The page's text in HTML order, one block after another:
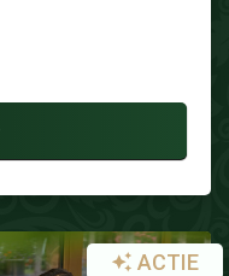
ACTIE